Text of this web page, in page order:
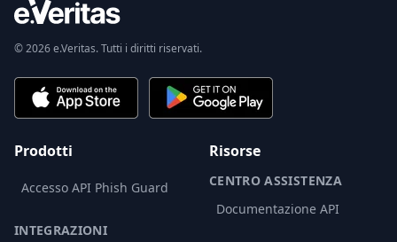
© 2026 e.Veritas. Tutti i diritti riservati.
Prodotti
Accesso API Phish Guard
INTEGRAZIONI
Risorse
CENTRO ASSISTENZA
Documentazione API